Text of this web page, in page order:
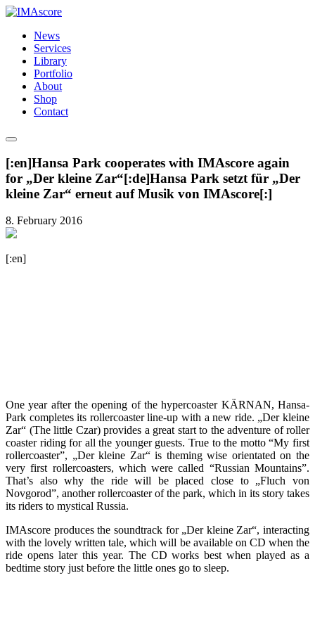
News
Services
Library
Portfolio
About
Shop
Contact
[:en]Hansa Park cooperates with IMAscore again
for „Der kleine Zar“[:de]Hansa Park setzt für „Der
kleine Zar“ erneut auf Musik von IMAscore[:]
8. February 2016
[:en]
One year after the opening of the hypercoaster KÄRNAN, Hansa-
Park completes its rollercoaster line-up with a new ride. „Der kleine
Zar“ (The little Czar) provides a great start to the adventure of roller
coaster riding for all the younger guests. True to the motto “My first
rollercoaster”, „Der kleine Zar“ is theming wise orientated on the
very first rollercoasters, which were called “Russian Mountains”.
That’s also why the ride will be placed close to „Fluch von
Novgorod”, another rollercoaster of the park, which in its story takes
its riders to mystical Russia.
IMAscore produces the soundtrack for „Der kleine Zar“, interacting
with the lovely written tale, which will be available on CD when the
ride opens later this year. The CD works best when played as a
bedtime story just before the little ones go to sleep.